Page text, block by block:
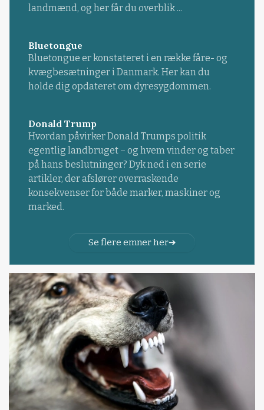
landmænd, og her får du overblik ...
Bluetongue
Bluetongue er konstateret i en række fåre- og
kvægbesætninger i Danmark. Her kan du
holde dig opdateret om dyresygdommen.
Donald Trump
Hvordan påvirker Donald Trumps politik
egentlig landbruget – og hvem vinder og taber
på hans beslutninger? Dyk ned i en serie
artikler, der afslører overraskende
konsekvenser for både marker, maskiner og
marked.
Se flere emner her